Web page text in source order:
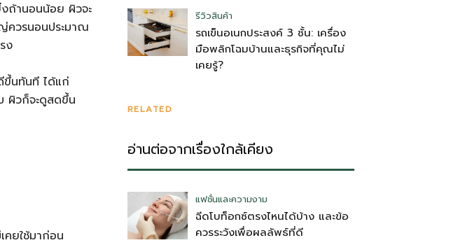
ถ้านอนน้อย ผิวจะ
ควรนอนประมาณ
ง
ขึ้นทันที ได้แก่
ผิวก็จะดูสดขึ้น
คยใช้มาก่อน
รีวิวสินค้า
รถเข็นอเนกประสงค์ 3 ชั้น: เครื่อง
มือพลิกโฉมบ้านและธุรกิจที่คุณไม่
เคยรู้?
RELATED
อ่านต่อจากเรื่องใกล้เคียง
แฟชั่นและความงาม
ฉีดโบท็อกซ์ตรงไหนได้บ้าง และข้อ
ควรระวังเพื่อผลลัพธ์ที่ดี